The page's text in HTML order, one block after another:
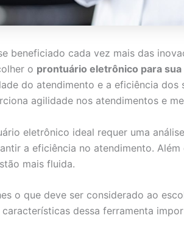
beneficiado cada vez mais das
o prontuário eletrônico para sua
do atendimento e a eficiência
agilidade nos atendimentos e
eletrônico ideal requer uma
a eficiência no atendimento.
mais fluida.
o que deve ser considerado ao
dessa ferramenta